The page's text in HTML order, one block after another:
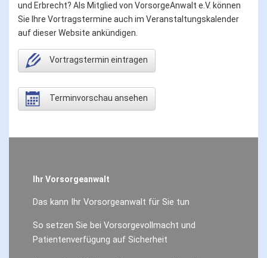
und Erbrecht? Als Mitglied von VorsorgeAnwalt e.V. können
Sie Ihre Vortragstermine auch im Veranstaltungskalender
auf dieser Website ankündigen.
Vortragstermin eintragen
Terminvorschau ansehen
Ihr Vorsorgeanwalt
Das kann Ihr Vorsorgeanwalt für Sie tun
So setzen Sie bei Vorsorgevollmacht und
Patientenverfügung auf Sicherheit